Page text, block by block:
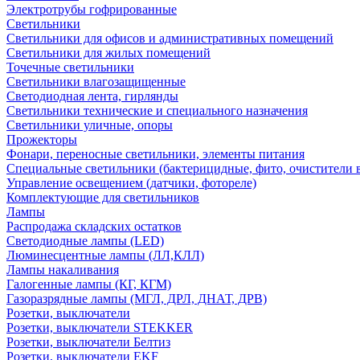
Электротрубы гофрированные
Светильники
Светильники для офисов и административных помещений
Светильники для жилых помещений
Точечные светильники
Светильники влагозащищенные
Светодиодная лента, гирлянды
Светильники технические и специального назначения
Светильники уличные, опоры
Прожекторы
Фонари, переносные светильники, элементы питания
Специальные светильники (бактерицидные, фито, очистители
Управление освещением (датчики, фотореле)
Комплектующие для светильников
Лампы
Распродажа складских остатков
Светодиодные лампы (LED)
Люминесцентные лампы (ЛЛ,КЛЛ)
Лампы накаливания
Галогенные лампы (КГ, КГМ)
Газоразрядные лампы (МГЛ, ДРЛ, ДНАТ, ДРВ)
Розетки, выключатели
Розетки, выключатели STEKKER
Розетки, выключатели Белтиз
Розетки, выключатели EKF